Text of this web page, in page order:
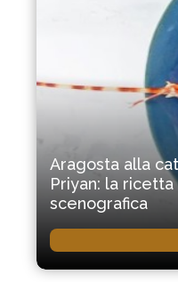
Aragosta alla
Priyan: la ricetta
scenografica